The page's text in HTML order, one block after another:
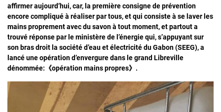
affirmer aujourd’hui, car, la première consigne de prévention
encore compliqué à réaliser par tous, et qui consiste à se laver les
mains proprement avec du savon à tout moment, et partout a
trouvé réponse par le ministère de l’énergie qui, s’appuyant sur
son bras droit la société d’eau et électricité du Gabon (SEEG), a
lancé une opération d’envergure dans le grand Libreville
dénommée:《opération mains propres》.